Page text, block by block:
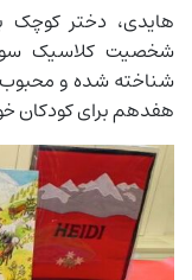
هایدی، دختر کوچک
شخصیت کلاسیک
شناخته شده و
هفدهم برای کودکان